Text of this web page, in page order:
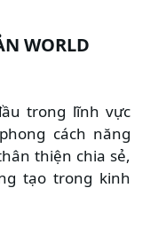
WORLD
trong lĩnh vực
cách năng
thiện chia sẻ,
tạo trong kinh